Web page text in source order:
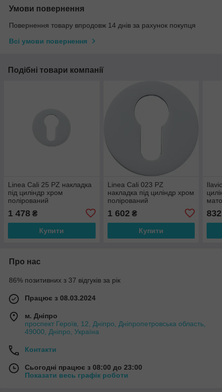
Умови повернення
Повернення товару впродовж 14 днів за рахунок покупця
Всі умови повернення
Подібні товари компанії
Linea Cali 25 PZ накладка
під циліндр хром
полірований
1 478 ₴
Купити
Linea Cali 023 PZ
накладка під циліндр хром
полірований
1 602 ₴
Купити
832
Про нас
86% позитивних з 37 відгуків за рік
Працює з 08.03.2024
м. Дніпро
проспект Героїв, 12, Дніпро, Дніпропетровська область,
49000, Дніпро, Україна
Контакти
Сьогодні працює з 08:00 до 23:00
Показати весь графік роботи